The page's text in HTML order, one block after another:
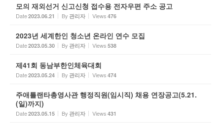
모의 재외선거 신고신청 접수용 전자우편 주소 공고
Date2023.06.21 By 관리자 Views 476
2023년 세계한인 청소년 온라인 연수 모집
Date2023.05.30 By 관리자 Views 538
제41회 동남부한인체육대회
Date2023.05.24 By 관리자 Views 474
주애틀랜타총영사관 행정직원(임시직) 채용 연장공고(5.21.
(일)까지)
Date2023.05.15 By 관리자 Views 431